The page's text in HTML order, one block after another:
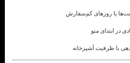
یا روزهای کم‌سفارش
در ابتدای منو
با ظرفیت آشپزخانه